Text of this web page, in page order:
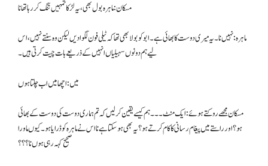
مسکان: ماہرہ بول بھی، یہ لڑکا تمہیں تنگ کررہا تھا نا
ماہرہ: نہیں نا۔ یہ میری دوست کا بھائی ہے۔ ابو کو بولا بھی تھا کہ ٹیلی فون لگوادیں لیکن وہ سنتے نہیں، اس
لیے ہم دونوں سہیلیاں انہیں کے ذریعے بات چیت کرتی ہیں۔
میں: اچھا میں اب چلتا ہوں
مسکان مجھے روکتے ہوئے: ایک منٹ۔۔۔ ہم کیسے یقین کرلیں کہ تم ہماری دوست کی دوست کے بھائی
ہو؟ اور راستے میں پیغام رسانی کا کام کرتے ہو؟ یہ بھی ہوسکتا ہے نا اس نے ماہرہ کو ڈرایا ہو۔ کیوں ماورا
صحیح کہہ رہی ہوں نا؟؟؟